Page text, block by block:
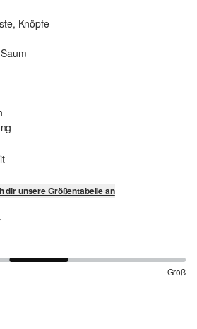
Knöpfe
dir unsere Größentabelle an
Groß